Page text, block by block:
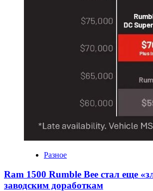
Разное
Ram 1500 Rumble Bee стал еще
заводским доработкам